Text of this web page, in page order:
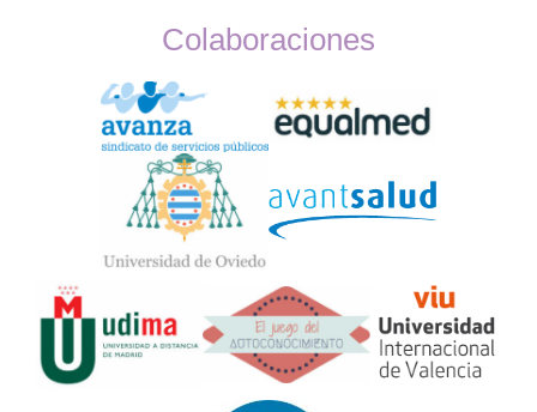
Widget
Logos
Colaboraciones